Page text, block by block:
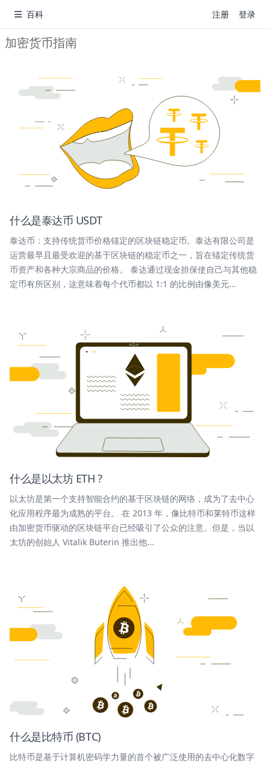
百科 注册 登录
加密货币指南
什么是泰达币 USDT
泰达币：支持传统货币价格锚定的区块链稳定币。泰达有限公司是
运营最早且最受欢迎的基于区块链的稳定币之一，旨在锚定传统货
币资产和各种大宗商品的价格。 泰达通过现金担保使自己与其他稳
定币有所区别，这意味着每个代币都以 1:1 的比例由像美元...
什么是以太坊 ETH ?
以太坊是第一个支持智能合约的基于区块链的网络，成为了去中心
化应用程序最为成熟的平台。 在 2013 年，像比特币和莱特币这样
由加密货币驱动的区块链平台已经吸引了公众的注意。但是，当以
太坊的创始人 Vitalik Buterin 推出他...
什么是比特币 (BTC)
比特币是基于计算机密码学力量的首个被广泛使用的去中心化数字